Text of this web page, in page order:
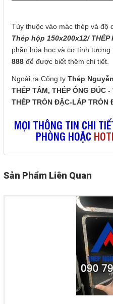
Tùy thuộc vào mác thép và độ
Thép hộp 150x200x12/ THÉP
phần hóa học và cơ tính tương
888 để được biết thêm chi tiết.
Ngoài ra Công ty Thép
THÉP TẤM , THÉP ỐNG ĐÚC -
THÉP TRÒN ĐẶC-LÁP TRÒN
MỌI THÔNG TIN CHI
PHÒNG HOẶC
Sản Phẩm Liên Quan